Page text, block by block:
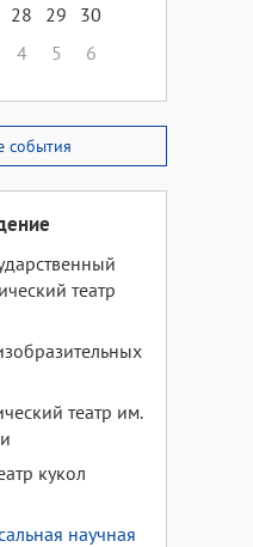
28 29
30
4 5 6
события
театр
театр им.
кукол
научная